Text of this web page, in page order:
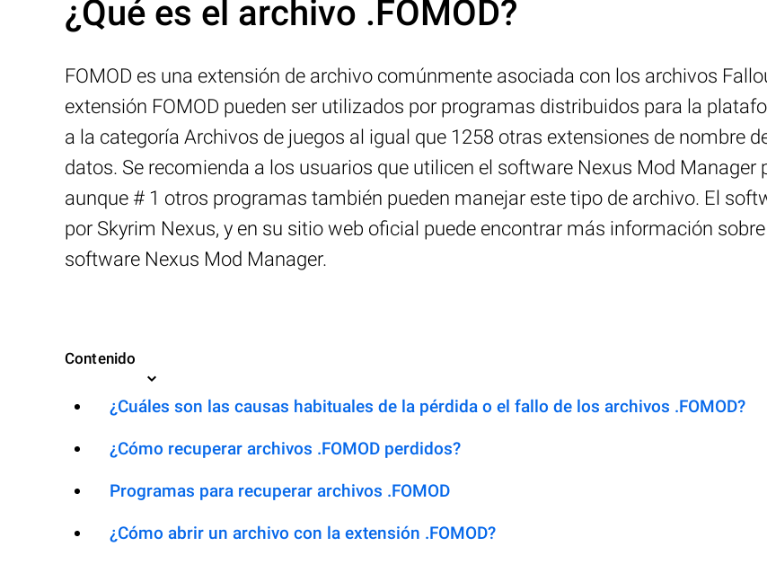
¿Qué es el archivo .FOMOD?
FOMOD es una extensión de archivo comúnmente asociada con los archivos
extensión FOMOD pueden ser utilizados por programas distribuidos para la
a la categoría Archivos de juegos al igual que 1258 otras extensiones de nombre
datos. Se recomienda a los usuarios que utilicen el software Nexus Mod Manager
aunque # 1 otros programas también pueden manejar este tipo de archivo. El
por Skyrim Nexus, y en su sitio web oficial puede encontrar más información
software Nexus Mod Manager.
Contenido
¿Cuáles son las causas habituales de la pérdida o el fallo de los archivos .FOMOD?
¿Cómo recuperar archivos .FOMOD perdidos?
Programas para recuperar archivos .FOMOD
¿Cómo abrir un archivo con la extensión .FOMOD?